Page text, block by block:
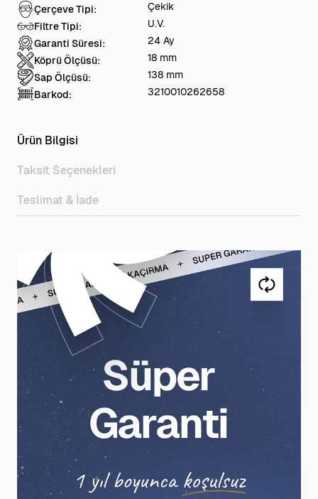
Çerçeve Tipi:
Çekik
Filtre Tipi:
U.V.
Garanti Süresi:
24 Ay
Köprü Ölçüsü:
18 mm
Sap Ölçüsü:
138 mm
Barkod:
3210010262658
Ürün Bilgisi
Taksit Seçenekleri
Teslimat & İade